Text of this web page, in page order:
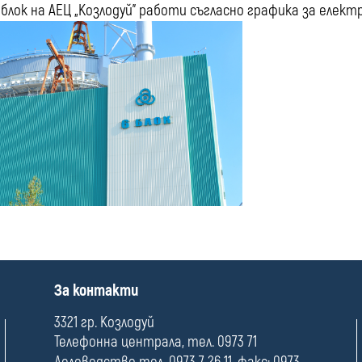
на АЕЦ „Козлодуй” работи съгласно графика за
П
л
е
За контакти
3321 гр. Козлодуй
Телефонна централа, тел. 0973 71